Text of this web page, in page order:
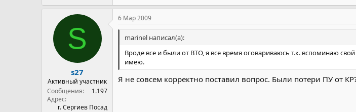
S
s27
Активный участник
Сообщения
1.197
Адрес
г. Сергиев Посад
6 Мар 2009
marinel написал(а):
Вроде все и были от ВТО, я все время оговариваюсь т.к. вспоминаю
имею.
Я не совсем корректно поставил вопрос. Были потери ПУ от